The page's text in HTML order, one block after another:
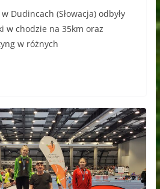
Dudincach (Słowacja) odbyły
w chodzie na 35km oraz
w różnych